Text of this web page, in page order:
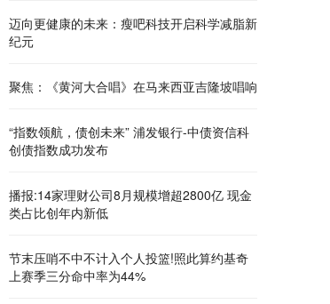
迈向更健康的未来：瘦吧科技开启科学减脂新
纪元
聚焦：《黄河大合唱》在马来西亚吉隆坡唱响
“指数领航，债创未来” 浦发银行-中债资信科
创债指数成功发布
播报:14家理财公司8月规模增超2800亿 现金
类占比创年内新低
节末压哨不中不计入个人投篮!照此算约基奇
上赛季三分命中率为44%